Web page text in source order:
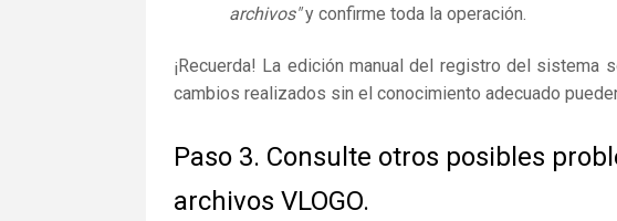
archivos"y confirme toda la operación.
¡Recuerda! La edición manual del registro del sistema
cambios realizados sin el conocimiento adecuado
Paso 3. Consulte otros posibles
archivos VLOGO.